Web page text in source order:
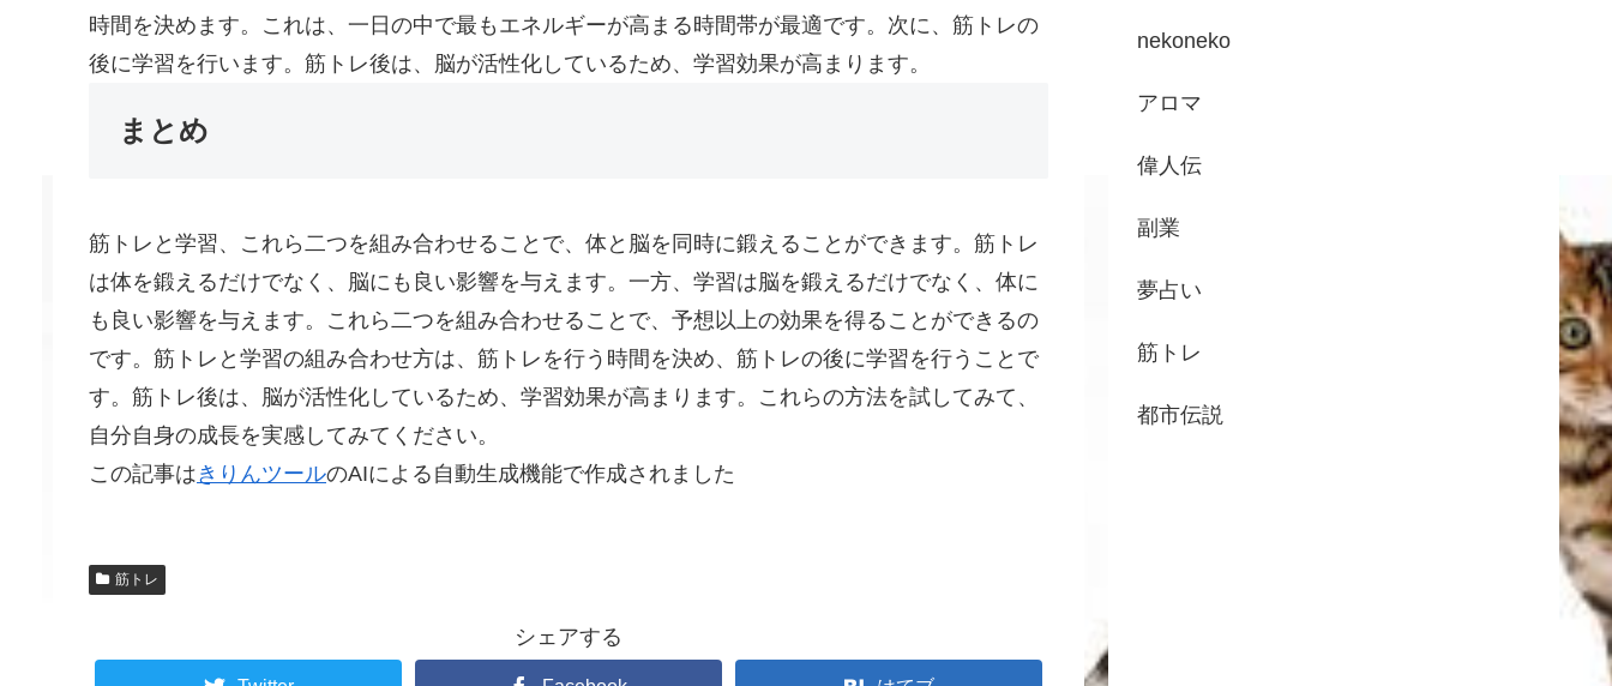
時間を決めます。これは、一日の中で最もエネルギーが高まる時間帯が最適です。次に、筋トレの
後に学習を行います。筋トレ後は、脳が活性化しているため、学習効果が高まります。
まとめ
筋トレと学習、これら二つを組み合わせることで、体と脳を同時に鍛えることができます。筋トレ
は体を鍛えるだけでなく、脳にも良い影響を与えます。一方、学習は脳を鍛えるだけでなく、体に
も良い影響を与えます。これら二つを組み合わせることで、予想以上の効果を得ることができるの
です。筋トレと学習の組み合わせ方は、筋トレを行う時間を決め、筋トレの後に学習を行うことで
す。筋トレ後は、脳が活性化しているため、学習効果が高まります。これらの方法を試してみて、
自分自身の成長を実感してみてください。
この記事はきりんツールのAIによる自動生成機能で作成されました
筋トレ
シェアする
nekoneko
アロマ
偉人伝
副業
夢占い
筋トレ
都市伝説